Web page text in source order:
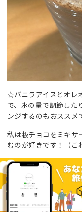
☆バニラアイスとオレ
で、氷の量で調節した
ンジするのもおススメ
私は板チョコをミキ
むのが好きです！（こ